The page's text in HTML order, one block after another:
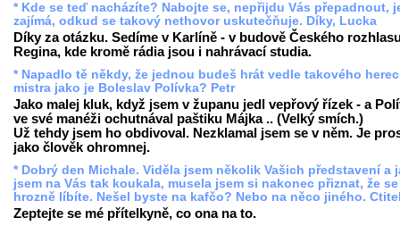
* Kde se teď nacházíte? Nabojte se, nepřijdu Vás přepadnout,
zajímá, odkud se takový nethovor uskutečňuje. Díky, Lucka
Díky za otázku. Sedíme v Karlíně - v budově Českého
Regina, kde kromě rádia jsou i nahrávací studia.
* Napadlo tě někdy, že jednou budeš hrát vedle takového
mistra jako je Boleslav Polívka? Petr
Jako malej kluk, když jsem v županu jedl vepřový řízek - a
ve své manéži ochutnával paštiku Májka .. (Velký smích.)
Už tehdy jsem ho obdivoval. Nezklamal jsem se v něm. Je
jako člověk ohromnej.
* Dobrý den Michale. Viděla jsem několik Vašich představení a
jsem na Vás tak koukala, musela jsem si nakonec přiznat, že
hrozně líbíte. Nešel byste na kafčo? Nebo na něco jiného.
Zeptejte se mé přítelkyně, co ona na to.